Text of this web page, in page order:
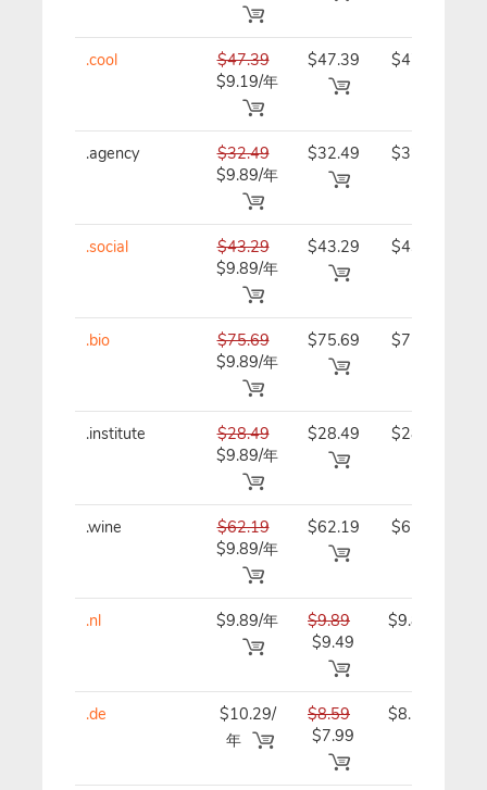
.cool
$47.39
$9.19/年
$47.39
$47.39/
.agency
$32.49
$9.89/年
$32.49
$32.49/
.social
$43.29
$9.89/年
$43.29
$43.29/
.bio
$75.69
$9.89/年
$75.69
$75.69/
.institute
$28.49
$9.89/年
$28.49
$28.49/
.wine
$62.19
$9.89/年
$62.19
$62.19/
.nl $9.89/年
$9.89
$9.49
$9.89/年
.de
$10.29/
年
$8.59
$7.99
$8.59/年